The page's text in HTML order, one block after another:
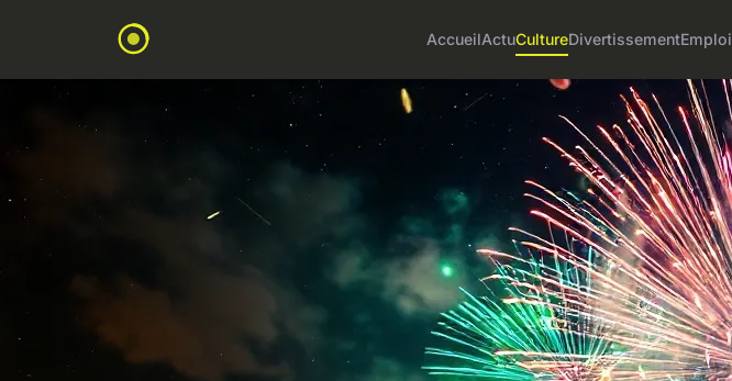
AccueilActuCultureDivertissementEmploi